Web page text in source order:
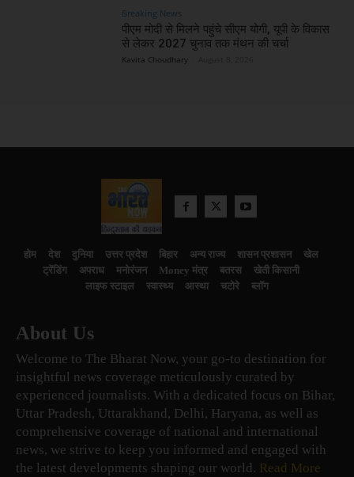
Breaking News
पीएम मोदी से मिलने पहुंचे सीएम योगी, यूपी के विकास
से लेकर 2027 चुनाव तक मंथन की चर्चा
Kavita Choudhary
होम देश दुनिया उत्तर प्रदेश बिहार अन्य राज्य शासन प्रशासन
खेल
ट्रेंडिंग
अपराध मनोरंजन Money मंत्र बतरस
खेती किसानी
लाइफ स्टाइल
स्वास्थ्य आस्था चटोरे ब्लॉग
About Us
Welcome to The Bharat Now, your go-to destination for
insightful news coverage meticulously curated by
experienced journalists. With a dedicated focus on Bihar,
Uttar Pradesh, Uttarakhand, Delhi, Haryana, as well as
comprehensive coverage of national and international
news, we strive to keep you informed and engaged with
the latest developments shaping our world. Read More